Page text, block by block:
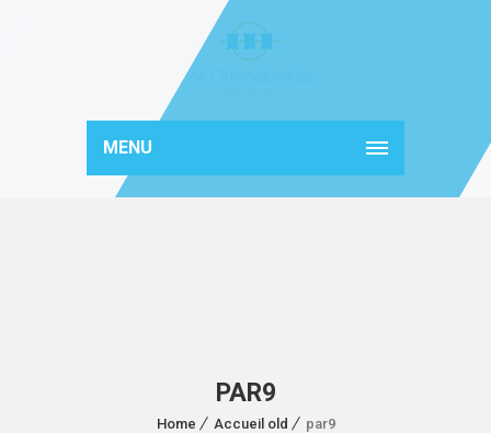
MENU
PAR9
Home Accueil old par9